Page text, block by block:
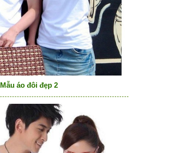
Mẫu áo đôi đẹp 2